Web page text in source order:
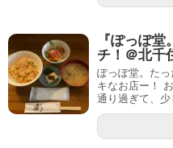
『ぽっぽ
チ！＠北千
ぽっぽ堂。た
キなお店ー！
通り過ぎて、少